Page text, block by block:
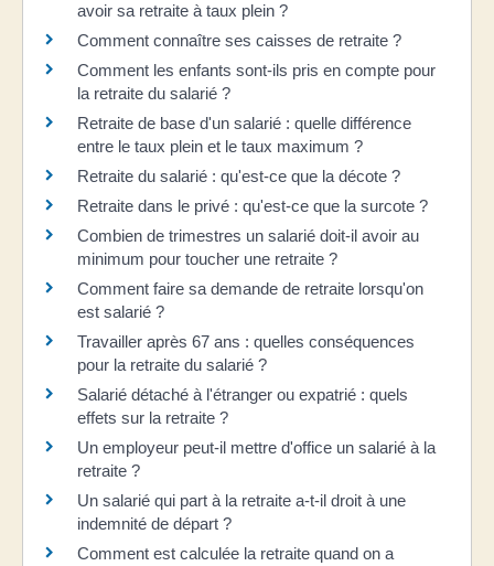
avoir sa retraite à taux plein ?
Comment connaître ses caisses de retraite ?
Comment les enfants sont-ils pris en compte pour
la retraite du salarié ?
Retraite de base d'un salarié : quelle différence
entre le taux plein et le taux maximum ?
Retraite du salarié : qu'est-ce que la décote ?
Retraite dans le privé : qu'est-ce que la surcote ?
Combien de trimestres un salarié doit-il avoir au
minimum pour toucher une retraite ?
Comment faire sa demande de retraite lorsqu'on
est salarié ?
Travailler après 67 ans : quelles conséquences
pour la retraite du salarié ?
Salarié détaché à l'étranger ou expatrié : quels
effets sur la retraite ?
Un employeur peut-il mettre d'office un salarié à la
retraite ?
Un salarié qui part à la retraite a-t-il droit à une
indemnité de départ ?
Comment est calculée la retraite quand on a